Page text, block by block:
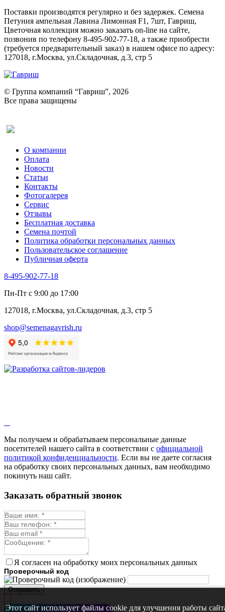
Поставки производятся регулярно и без задержек. Семена
Петуния ампельная Лавина Лимонная F1, 7шт, Гавриш,
Цветочная коллекция можно заказать on-line на сайте,
позвонив по телефону 8-495-902-77-18, а также приобрести
(требуется предварительный заказ) в нашем офисе по адресу:
127018, г.Москва, ул.Складочная, д.3, стр 5
© Группа компаний “Гавриш”, 2026
Все права защищены
О компании
Оплата
Новости
Статьи
Контакты
Фотогалерея​
Сервис
Отзывы
Бесплатная доставка
Семена почтой
Политика обработки персональных данных
Пользовательское соглашение
Публичная оферта
8-495-902-77-18
Пн-Пт с 9:00 до 17:00
127018, г.Москва, ул.Складочная, д.3, стр 5
shop@semenagavrish.ru
Мы получаем и обрабатываем персональные данные
посетителей нашего сайта в соответствии с официальной
политикой конфиденциальности. Если вы не даете согласия
на обработку своих персональных данных, вам необходимо
покинуть наш сайт.
Этот сайт использует файлы cookie для улучшения работы
Заказать обратный звонок
Я согласен на обработку моих персональных данных
Проверочный код
Отправить